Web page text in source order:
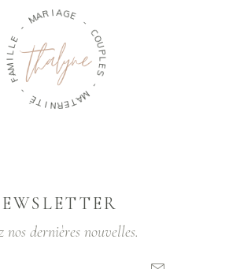
- MARIA GE
-
C
O
U
P
L
E
S
-
M
A
T
E
R
N
I
T
É
-
A
M
I
L
LE
nos dernières nouvelles.